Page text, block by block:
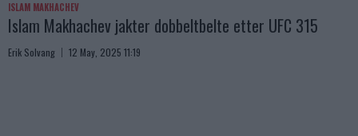
ISLAM MAKHACHEV
Islam Makhachev jakter dobbeltbelte etter UFC 315
Erik Solvang 12 May, 2025 11:19